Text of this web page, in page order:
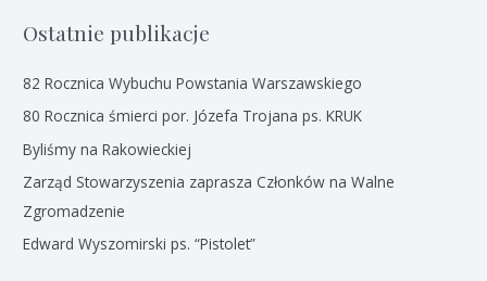
Skała…
Ostatnie publikacje
82 Rocznica Wybuchu Powstania Warszawskiego
80 Rocznica śmierci por. Józefa Trojana ps. KRUK
Byliśmy na Rakowieckiej
Zarząd Stowarzyszenia zaprasza Członków na Walne
Zgromadzenie
Edward Wyszomirski ps. “Pistolet”